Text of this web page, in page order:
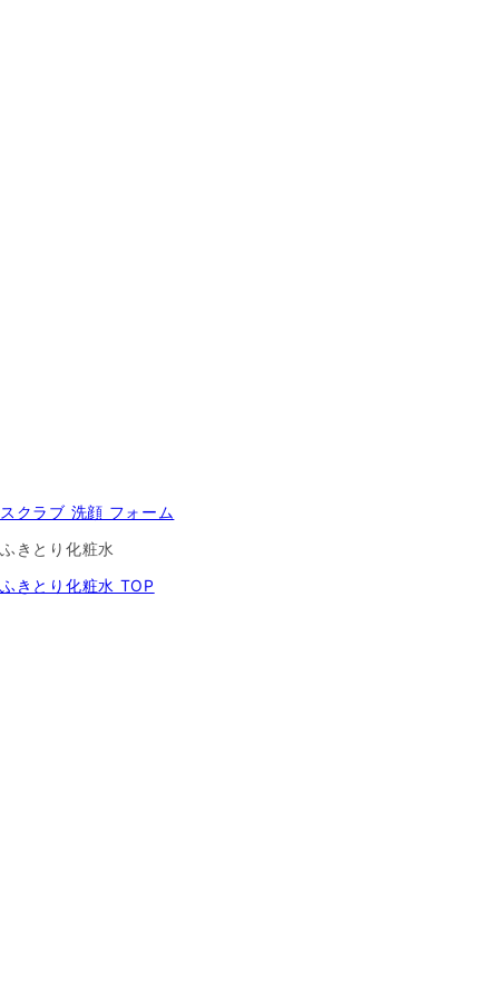
スクラブ 洗顔 フォーム
ふきとり化粧水
ふきとり化粧水 TOP